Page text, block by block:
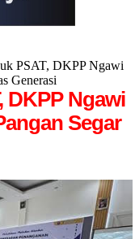
PSAT, DKPP Ngawi
Generasi
DKPP Ngawi
Segar